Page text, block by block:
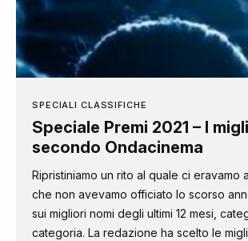
SPECIALI CLASSIFICHE
Speciale Premi 2021 – I
secondo Ondacinema
Ripristiniamo un rito al quale ci eravamo
che non avevamo officiato lo scorso
sui migliori nomi degli ultimi 12 mesi,
categoria. La redazione ha scelto le